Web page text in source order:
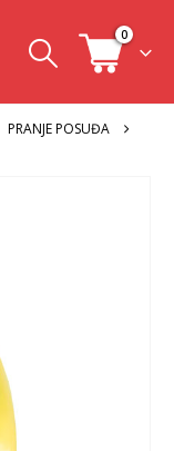
0
PRANJE POSUĐA